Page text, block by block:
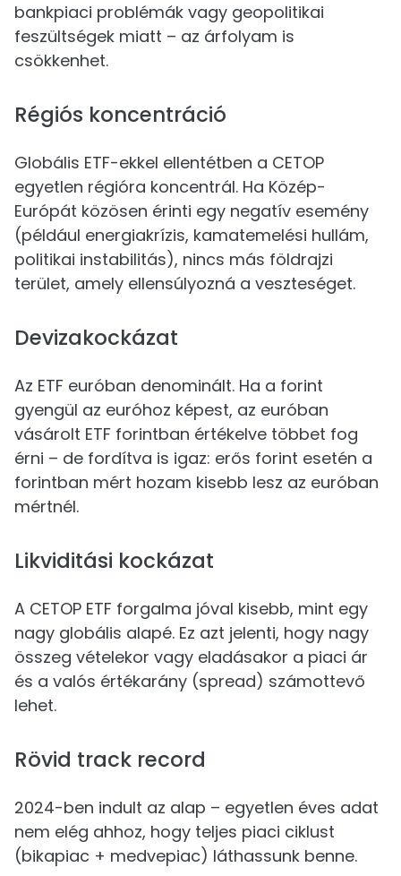
bankpiaci problémák vagy geopolitikai
feszültségek miatt – az árfolyam is
csökkenhet.
Régiós koncentráció
Globális ETF-ekkel ellentétben a CETOP
egyetlen régióra koncentrál. Ha Közép-
Európát közösen érinti egy negatív esemény
(például energiakrízis, kamatemelési hullám,
politikai instabilitás), nincs más földrajzi
terület, amely ellensúlyozná a veszteséget.
Devizakockázat
Az ETF euróban denominált. Ha a forint
gyengül az euróhoz képest, az euróban
vásárolt ETF forintban értékelve többet fog
érni – de fordítva is igaz: erős forint esetén a
forintban mért hozam kisebb lesz az euróban
mértnél.
Likviditási kockázat
A CETOP ETF forgalma jóval kisebb, mint egy
nagy globális alapé. Ez azt jelenti, hogy nagy
összeg vételekor vagy eladásakor a piaci ár
és a valós értékarány (spread) számottevő
lehet.
Rövid track record
2024-ben indult az alap – egyetlen éves adat
nem elég ahhoz, hogy teljes piaci ciklust
(bikapiac + medvepiac) láthassunk benne.